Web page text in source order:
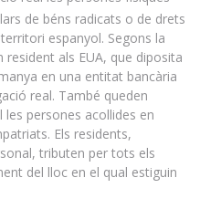
de béns radicats o de drets
espanyol. Segons la
resident als EUA, que diposita
en una entitat bancària
real. També queden
persones acollides en
Els residents,
tributen per tots els
del lloc en el qual estiguin